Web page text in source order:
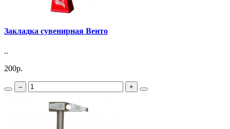
Закладка сувенирная Венто
..
200р.
– +